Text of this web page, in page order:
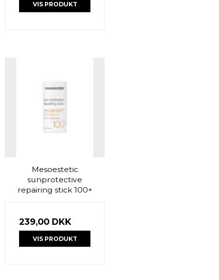
VIS PRODUKT
Mesoestetic
sunprotective
repairing stick 100+
239,00 DKK
VIS PRODUKT